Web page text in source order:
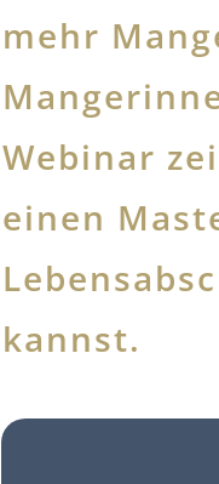
mehr
Webinar
einen
kannst.